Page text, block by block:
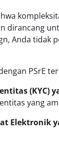
dirancang
Anda tidak
PSrE
(KYC)
yang
Elektronik